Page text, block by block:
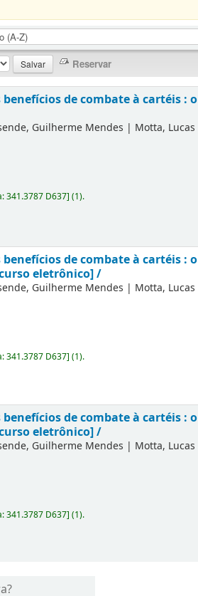
de combate à cartéis : o
Guilherme Mendes | Motta, Lucas
341.3787 D637](1).
de combate à cartéis : o
eletrônico] /
Guilherme Mendes | Motta, Lucas
341.3787 D637](1).
de combate à cartéis : o
eletrônico] /
Guilherme Mendes | Motta, Lucas
341.3787 D637](1).